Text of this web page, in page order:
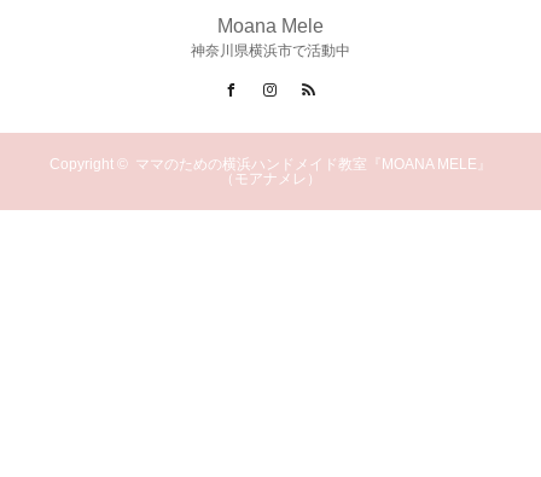
Moana Mele
神奈川県横浜市で活動中
FacebookInstagram
Copyright © ママのための横浜ハンドメイド教室『MOANA MELE』
（モアナメレ）